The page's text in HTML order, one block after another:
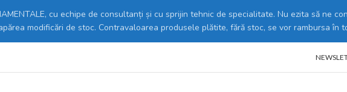
cu echipe de consultanți și cu sprijin tehnic de specialitate. Nu ezita să ne
modificări de stoc. Contravaloarea produsele plătite, fără stoc, se vor rambursa în